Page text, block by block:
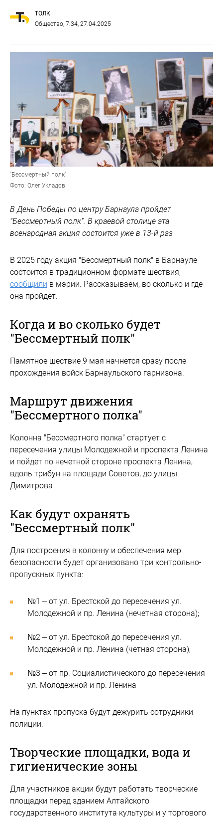
ТОЛК
Общество, 7:34, 27.04.2025
"Бессмертный полк"
Фото: Олег Укладов
В День Победы по центру Барнаула пройдет
"Бессмертный полк". В краевой столице эта
всенародная акция состоится уже в 13-й раз
В 2025 году акция "Бессмертный полк" в Барнауле
состоится в традиционном формате шествия,
сообщили в мэрии. Рассказываем, во сколько и где
она пройдет.
Когда и во сколько будет
"Бессмертный полк"
Памятное шествие 9 мая начнется сразу после
прохождения войск Барнаульского гарнизона.
Маршрут движения
"Бессмертного полка"
Колонна "Бессмертного полка" стартует с
пересечения улицы Молодежной и проспекта Ленина
и пойдет по нечетной стороне проспекта Ленина,
вдоль трибун на площади Советов, до улицы
Димитрова
Как будут охранять
"Бессмертный полк"
Для построения в колонну и обеспечения мер
безопасности будет организовано три контрольно-
пропускных пункта:
№1 – от ул. Брестской до пересечения ул.
Молодежной и пр. Ленина (нечетная сторона);
№2 – от ул. Брестской до пересечения ул.
Молодежной и пр. Ленина (четная сторона);
№3 – от пр. Социалистического до пересечения
ул. Молодежной и пр. Ленина
На пунктах пропуска будут дежурить сотрудники
полиции.
Творческие площадки, вода и
гигиенические зоны
Для участников акции будут работать творческие
площадки перед зданием Алтайского
государственного института культуры и у торгового